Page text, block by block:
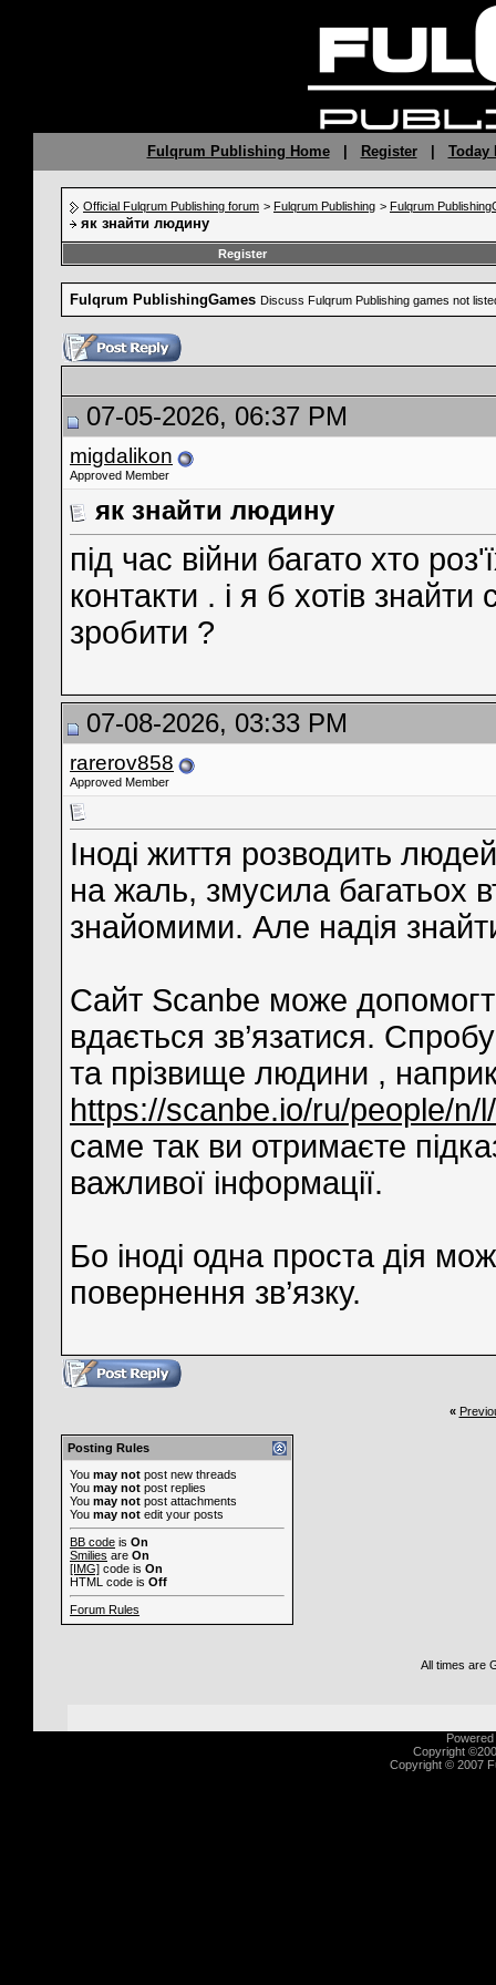
Fulqrum Publishing Home| Register| Today
Official Fulqrum Publishing forum > Fulqrum Publishing > Fulqrum
як знайти людину
Register
Fulqrum PublishingGames Discuss Fulqrum Publishing games not
07-05-2026, 06:37 PM
migdalikon
Approved Member
як знайти людину
під час війни багато хто
контакти . і я б хотів знайти
зробити ?
07-08-2026, 03:33 PM
rarerov858
Approved Member
Іноді життя розводить
на жаль, змусила багатьох
знайомими. Але надія
Сайт Scanbe може
вдається зв’язатися.
та прізвище людини ,
https://scanbe.io/ru/people/
саме так ви отримаєте
важливої інформації.
Бо іноді одна проста дія
повернення зв’язку.
«
Posting Rules
You may not post new threads
You may not post replies
You may not post attachments
You may not edit your posts
BB code is On
Smilies are On
[IMG] code is On
HTML code is Off
Forum Rules
All times are
Copyright
Copyright © 2007